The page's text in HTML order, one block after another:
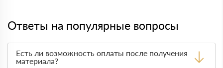
Ответы на популярные вопросы
Есть ли возможность оплаты после получения
материала?